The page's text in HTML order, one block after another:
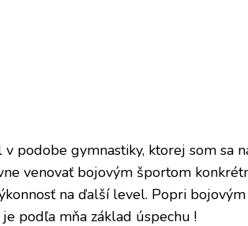
podobe gymnastiky, ktorej som sa
venovať bojovým športom
na ďalší level. Popri
podľa mňa základ úspechu !